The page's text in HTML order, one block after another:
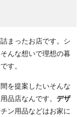
まったお店です。シ
んな想いで理想の暮
す。
を提案したいそんな
品店なんです。 デザ
ン用品などはお家に